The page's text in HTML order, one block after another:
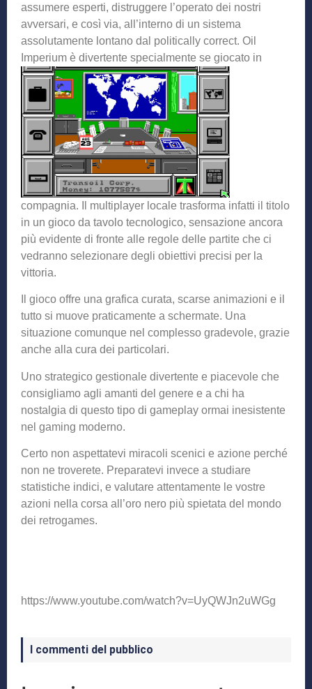
assumere esperti, distruggere l’operato dei nostri
avversari, e così via, all’interno di un sistema
assolutamente lontano dal politically correct. Oil
Imperium è divertente specialmente se giocato in
compagnia. Il multiplayer locale trasforma infatti il titolo
in un gioco da tavolo tecnologico, sensazione ancora
più evidente di fronte alle regole delle partite che ci
vedranno selezionare degli obiettivi precisi per la
vittoria.
Il gioco offre una grafica curata, scarse animazioni e il
tutto si muove praticamente a schermate. Una
situazione comunque nel complesso gradevole, grazie
anche alla cura dei particolari.
Uno strategico gestionale divertente e piacevole che
consigliamo agli amanti del genere e a chi ha
nostalgia di questo tipo di gameplay ormai inesistente
nel gaming moderno.
Certo non aspettatevi miracoli scenici e azione perché
non ne troverete. Preparatevi invece a studiare
statistiche indici, e valutare attentamente le vostre
azioni nella corsa all’oro nero più spietata del mondo
dei retrogames.
https://www.youtube.com/watch?v=UyQWJn2uWGg
I commenti del pubblico